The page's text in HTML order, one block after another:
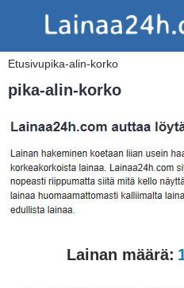
Etusivupika-alin-korko
pika-alin-korko
Lainan määrä: